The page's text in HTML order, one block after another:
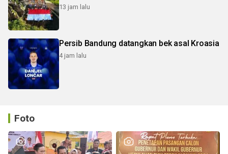
13 jam lalu
Persib Bandung datangkan bek asal Kroasia
4 jam lalu
Foto